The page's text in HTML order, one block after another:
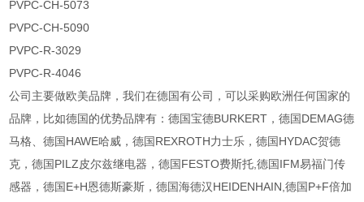
PVPC-CH-5073
PVPC-CH-5090
PVPC-R-3029
PVPC-R-4046
公司主要做欧美品牌，我们在德国有公司，可以采购欧洲任何国家的
品牌，比如德国的优势品牌有：德国宝德BURKERT，德国DEMAG德
马格、德国HAWE哈威，德国REXROTH力士乐，德国HYDAC贺德
克，德国PILZ皮尔兹继电器，德国FESTO费斯托,德国IFM易福门传
感器，德国E+H恩德斯豪斯，德国海德汉HEIDENHAIN,德国P+F倍加